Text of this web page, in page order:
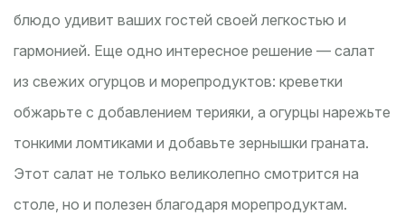
блюдо удивит ваших гостей своей легкостью и
гармонией. Еще одно интересное решение — салат
из свежих огурцов и морепродуктов: креветки
обжарьте с добавлением терияки, а огурцы нарежьте
тонкими ломтиками и добавьте зернышки граната.
Этот салат не только великолепно смотрится на
столе, но и полезен благодаря морепродуктам.